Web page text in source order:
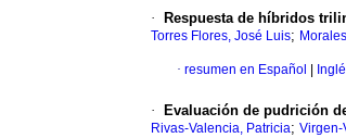
· Respuesta de híbridos
Torres Flores, José Luis;
· resumen en Español
· Evaluación de pudrición
Rivas-Valencia, Patricia; Virgen-